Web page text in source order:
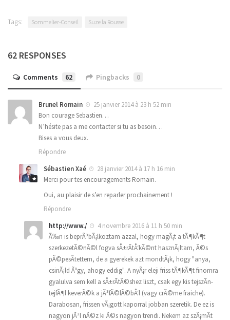
Tags: Sommelier-Conseil Suze la Rousse
62 RESPONSES
Comments 62 Pingbacks 0
Brunel Romain
25 janvier 2014 à 23 h 52 min
Bon courage Sebastien…
N’hésite pas a me contacter si tu as besoin…
Bises a vous deux.
Répondre
Sébastien Xaé
28 janvier 2014 à 17 h 16 min
Merci pour tes encouragements Romain.
Oui, au plaisir de s’en reparler prochainement !
Répondre
http://www./
4 novembre 2016 à 11 h 50 min
Ã‰n is beprÃ³bÃ¡lkoztam azzal, hogy magÃ¡t a tÃ¶kÃ¶t
szerkezetÃ©nÃ©l fogva sÅ±rÃ­tÅ‘kÃ©nt hasznÃ¡ltam, Ã©s
pÃ©pesÃ­tettem, de a gyerekek azt mondtÃ¡k, hogy "anya,
csinÃ¡ld Ãºgy, ahogy eddig". A nyÃ¡r eleji friss tÃ¶kÃ¶t finomra
gyalulva sem kell a sÅ±rÃ­tÃ©shez liszt, csak egy kis tejszÃ­n-
tejfÃ¶l keverÃ©k a jÃ³fÃ©lÃ©bÅ‘l (vagy crÃ©me fraiche).
Darabosan, frissen vÃ¡gott kaporral jobban szeretik. De ez is
nagyon jÃ³l nÃ©z ki Ã©s nagyon trendi. Nekem az szÃ¡mÃ­t